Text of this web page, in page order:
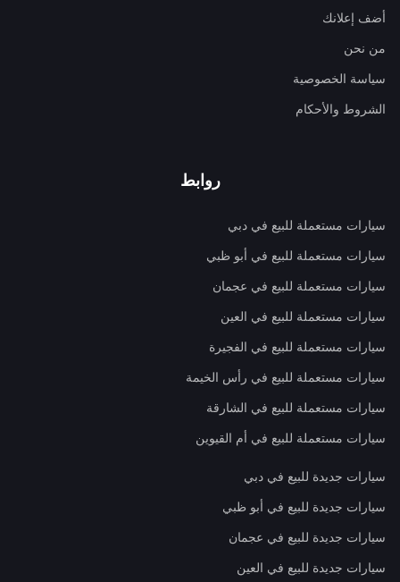
أضف إعلانك
من نحن
سياسة الخصوصية
الشروط والأحكام
روابط
سيارات مستعملة للبيع في دبي
سيارات مستعملة للبيع في أبو ظبي
سيارات مستعملة للبيع في عجمان
سيارات مستعملة للبيع في العين
سيارات مستعملة للبيع في الفجيرة
سيارات مستعملة للبيع في رأس الخيمة
سيارات مستعملة للبيع في الشارقة
سيارات مستعملة للبيع في أم القيوين
سيارات جديدة للبيع في دبي
سيارات جديدة للبيع في أبو ظبي
سيارات جديدة للبيع في عجمان
سيارات جديدة للبيع في العين